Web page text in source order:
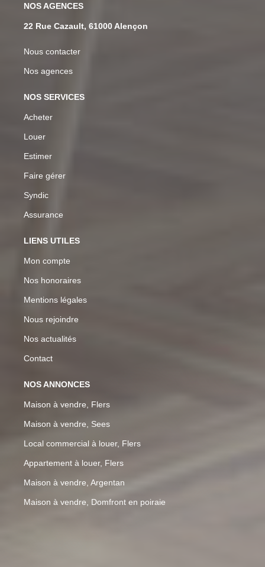
NOS AGENCES
6-8 Rue De La Chaussée, 61200 Argentan
Nous contacter
Nos agences
NOS SERVICES
Acheter
Louer
Estimer
Faire gérer
Syndic
Assurance
LIENS UTILES
Mon compte
Nos honoraires
Mentions légales
Nous rejoindre
Nos actualités
Contact
NOS ANNONCES
Maison à vendre, Flers
Maison à vendre, Sees
Local commercial à louer, Flers
Appartement à louer, Flers
Maison à vendre, Argentan
Maison à vendre, Domfront en poiraie